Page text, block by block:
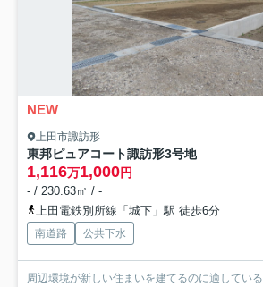
NEW
上田市諏訪形
東邦ピュアコート諏訪形3号地
1,116万1,000円
- / 230.63㎡ / -
上田電鉄別所線「城下」駅 徒歩6分
南道路 公共下水
周辺環境が新しい住まいを建てるのに適してい